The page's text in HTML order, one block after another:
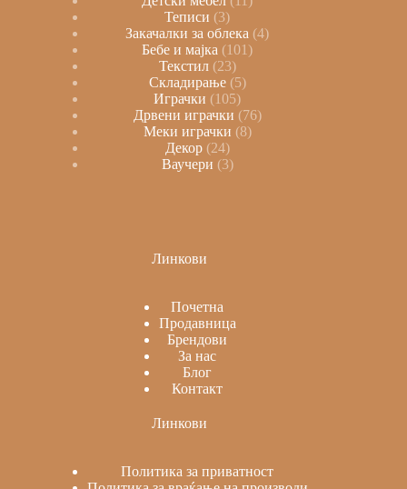
Теписи
3
Закачалки за облека 4
Бебе и мајка
101
Текстил 23
Складирање 5
Играчки
105
Дрвени играчки 76
Меки играчки 8
Декор 24
Ваучери 3
Линкови
Почетна
Продавница
Брендови
За нас
Блог
Контакт
Линкови
Политика за приватност